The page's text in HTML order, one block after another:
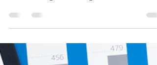
mobiles Röntgen oder KI-gestützte
Audioberichte, bevor sie auf den Markt kommen.